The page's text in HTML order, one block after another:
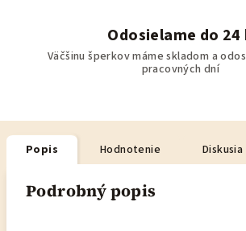
Odosielame do 24
Väčšinu šperkov máme skladom a
pracovných dní
Popis Hodnotenie Diskusia
Podrobný popis